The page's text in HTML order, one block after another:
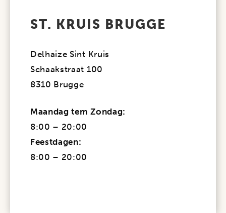
ST. KRUIS BRUGGE
Delhaize Sint Kruis
Schaakstraat 100
8310 Brugge
Maandag tem Zondag:
8:00 – 20:00
Feestdagen:
8:00 – 20:00